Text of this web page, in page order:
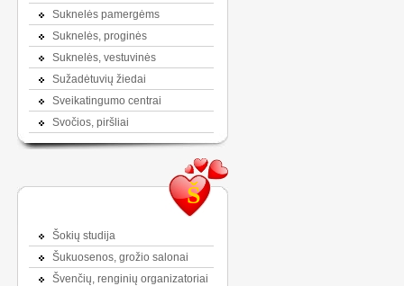
Suknelės pamergėms
Suknelės, proginės
Suknelės, vestuvinės
Sužadėtuvių žiedai
Sveikatingumo centrai
Svočios, piršliai
Š
Šokių studija
Šukuosenos, grožio salonai
Švenčių, renginių organizatoriai